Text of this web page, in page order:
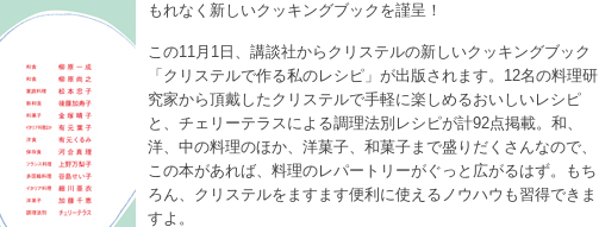
もれなく新しいクッキングブックを謹呈！
この11月1日、講談社からクリステルの新しいクッキングブック
「クリステルで作る私のレシピ」が出版されます。12名の料理研
究家から頂戴したクリステルで手軽に楽しめるおいしいレシピ
と、チェリーテラスによる調理法別レシピが計92点掲載。和、
洋、中の料理のほか、洋菓子、和菓子まで盛りだくさんなので、
この本があれば、料理のレパートリーがぐっと広がるはず。もち
ろん、クリステルをますます便利に使えるノウハウも習得できま
すよ。